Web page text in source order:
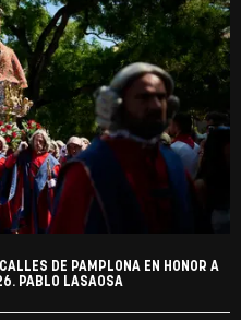
DE PAMPLONA EN HONOR A
PABLO LASAOSA